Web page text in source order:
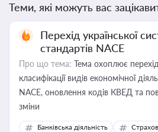
Теми, які можуть вас
Перехід української
стандартів NACE
Про що тема: Тема охоплює
класифікації видів економічної
NACE, оновлення кодів КВЕД та
зміни
Банківська діяльність